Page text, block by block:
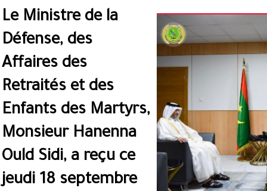
Le Ministre de la
Défense, des
Affaires des
Retraités et des
Enfants des Martyrs,
Monsieur Hanenna
Ould Sidi, a reçu ce
jeudi 18 septembre